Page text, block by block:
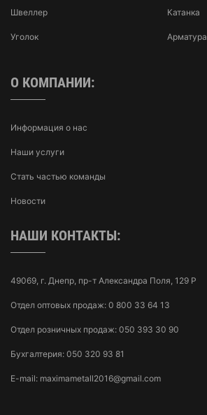
Швеллер
Уголок
Катанка
Арматура
О КОМПАНИИ:
Информация о нас
Наши услуги
Стать частью команды
Новости
НАШИ КОНТАКТЫ:
49069, г. Днепр, пр-т Александра Поля, 129 Р
Отдел оптовых продаж: 0 800 33 64 13
Отдел розничных продаж: 050 393 30 90
Бухгалтерия: 050 320 93 81
E-mail: maximametall2016@gmail.com